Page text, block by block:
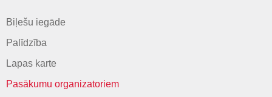
Biļešu iegāde
Palīdzība
Lapas karte
Pasākumu organizatoriem